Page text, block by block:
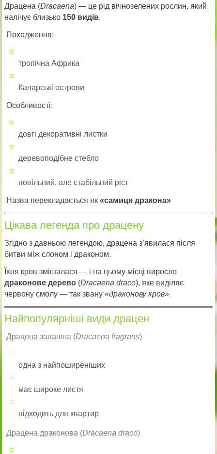
Драцена (Dracaena) — це рід вічнозелених рослин, який
налічує близько 150 видів.
Походження:
тропічна Африка
Канарські острови
Особливості:
довгі декоративні листки
деревоподібне стебло
повільний, але стабільний ріст
Назва перекладається як«самиця дракона»
Цікава легенда про драцену
Згідно з давньою легендою, драцена з’явилася після
битви між слоном і драконом.
Їхня кров змішалася — і на цьому місці виросло
драконове дерево (Dracaena draco), яке виділяє
червону смолу — так звану«драконову кров».
Найпопулярніші види драцен
Драцена запашна (Dracaena fragrans)
одна з найпоширеніших
має широке листя
підходить для квартир
Драцена драконова (Dracaena draco)